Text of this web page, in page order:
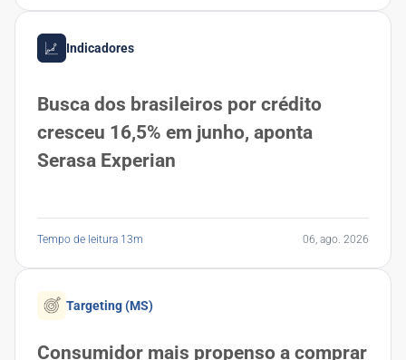
Indicadores
Busca dos brasileiros por crédito
cresceu 16,5% em junho, aponta
Serasa Experian
Tempo de leitura 13m 06, ago. 2026
Targeting (MS)
Consumidor mais propenso a comprar